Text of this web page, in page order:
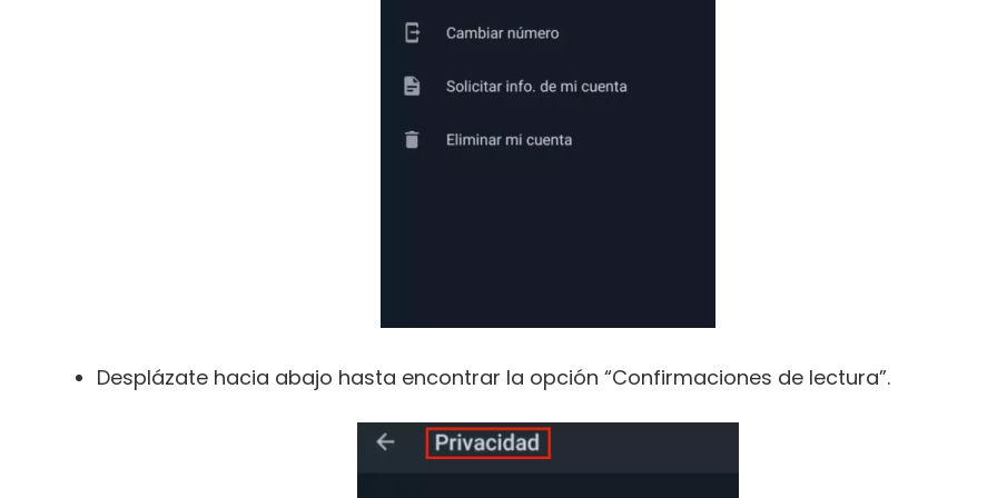
Desplázate hacia abajo hasta encontrar la opción “Confirmaciones de lectura”.